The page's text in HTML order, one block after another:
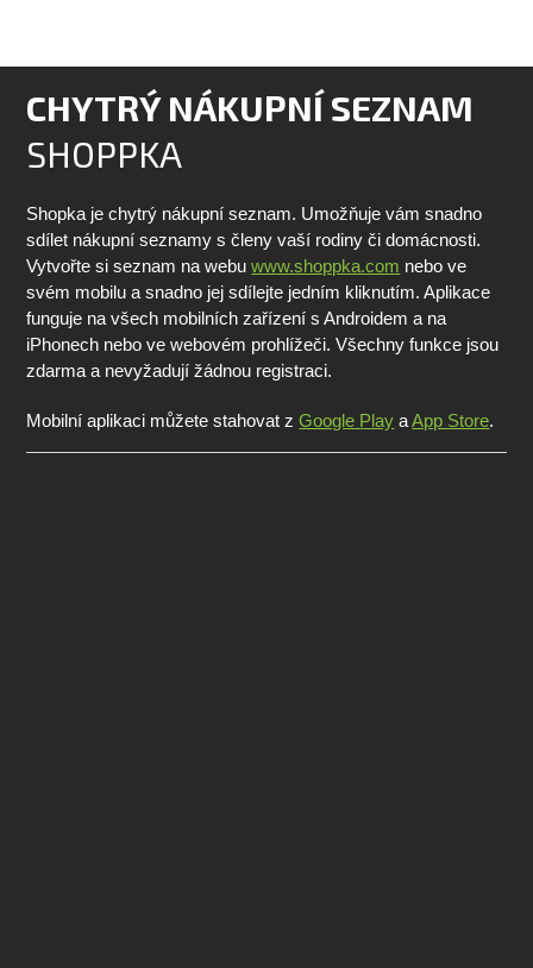
CHYTRÝ NÁKUPNÍ SEZNAM
SHOPPKA
Shopka je chytrý nákupní seznam. Umožňuje vám snadno
sdílet nákupní seznamy s členy vaší rodiny či domácnosti.
Vytvořte si seznam na webuwww.shoppka.com nebo ve
svém mobilu a snadno jej sdílejte jedním kliknutím. Aplikace
funguje na všech mobilních zařízení s Androidem a na
iPhonech nebo ve webovém prohlížeči. Všechny funkce jsou
zdarma a nevyžadují žádnou registraci.
Mobilní aplikaci můžete stahovat zGoogle Play aApp Store.